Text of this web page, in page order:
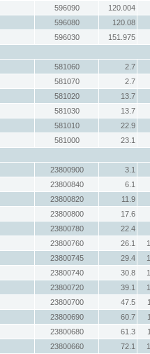
596090
120.004
596080
120.08
596030
151.975
581060
2.7
581070
2.7
581020
13.7
581030
13.7
581010
22.9
581000
23.1
23800900
3.1
23800840
6.1
23800820
11.9
23800800
17.6
23800780
22.4
23800760 26.1
23800745 29.4
23800740 30.8
23800720 39.1
23800700 47.5
23800690 60.7
23800680 61.3
23800660 72.1